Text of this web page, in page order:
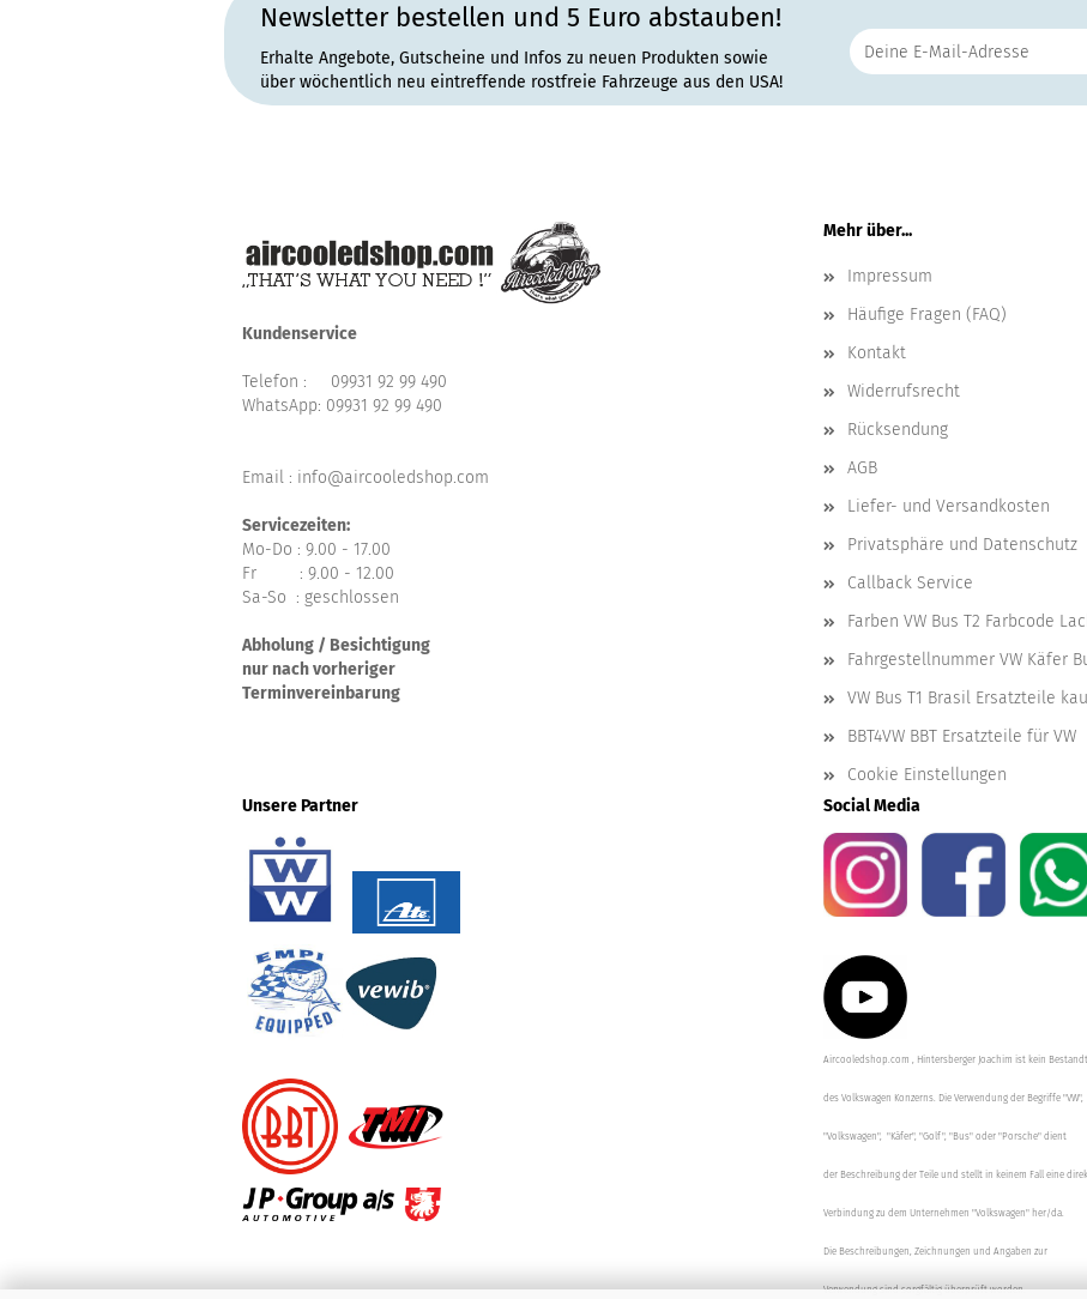
Newsletter bestellen und 5 Euro abstauben!
Erhalte Angebote, Gutscheine und Infos zu neuen Produkten sowie
über wöchentlich neu eintreffende rostfreie Fahrzeuge aus den USA!
Kundenservice
Telefon : 09931 92 99 490
WhatsApp: 09931 92 99 490
Email : info@aircooledshop.com
Servicezeiten:
Mo-Do : 9.00 - 17.00
Fr : 9.00 - 12.00
Sa-So : geschlossen
Abholung / Besichtigung
nur nach vorheriger
Terminvereinbarung
Mehr über...
Impressum
Häufige Fragen (FAQ)
Kontakt
Widerrufsrecht
Rücksendung
AGB
Liefer- und Versandkosten
Privatsphäre und Datenschutz
Callback Service
Farben VW Bus T2 Farbcode
Fahrgestellnummer VW Käfer
VW Bus T1 Brasil Ersatzteile
BBT4VW BBT Ersatzteile für VW
Cookie Einstellungen
Unsere Partner
Social Media
Aircooledshop.com , Hintersberger Joachim ist kein
des Volkswagen Konzerns. Die Verwendung der Begriffe "VW",
"Volkswagen", "Käfer", "Golf", "Bus" oder "Porsche" dient
der Beschreibung der Teile und stellt in keinem Fall eine
Verbindung zu dem Unternehmen "Volkswagen" her/da.
Die Beschreibungen, Zeichnungen und Angaben zur
Verwendung sind sorgfältig überprüft worden.